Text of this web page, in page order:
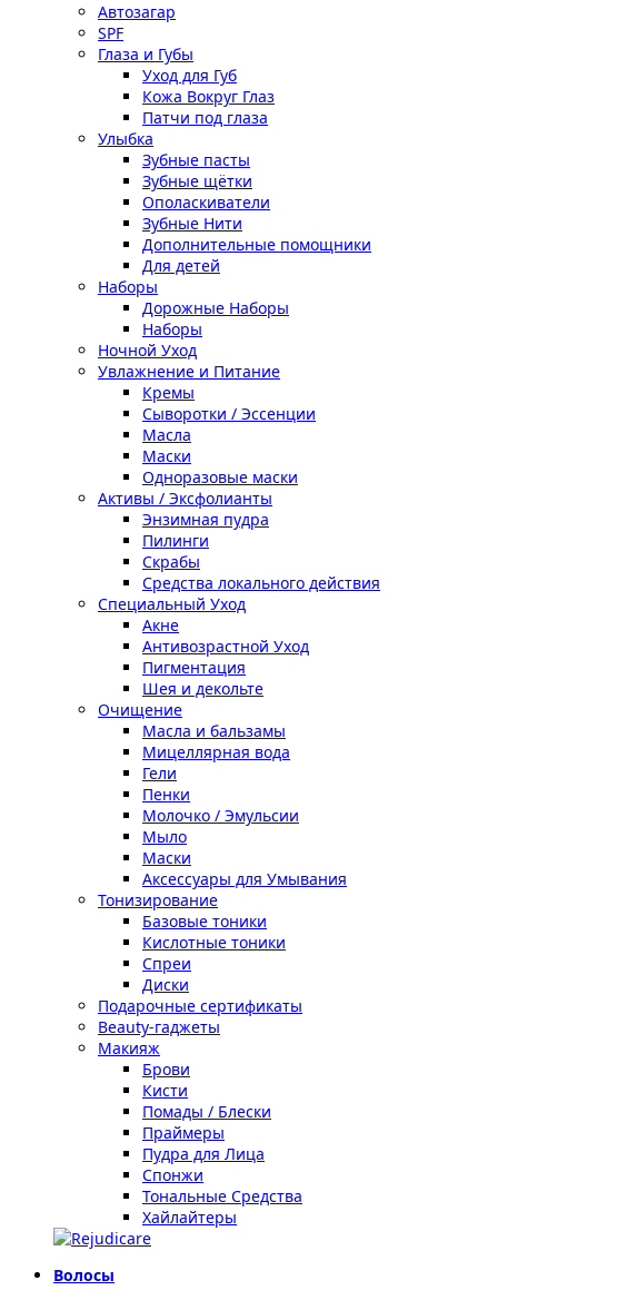
Автозагар
SPF
Глаза и Губы
Уход для Губ
Кожа Вокруг Глаз
Патчи под глаза
Улыбка
Зубные пасты
Зубные щётки
Ополаскиватели
Зубные Нити
Дополнительные помощники
Для детей
Наборы
Дорожные Наборы
Наборы
Ночной Уход
Увлажнение и Питание
Кремы
Сыворотки / Эссенции
Масла
Маски
Одноразовые маски
Активы / Эксфолианты
Энзимная пудра
Пилинги
Скрабы
Средства локального действия
Специальный Уход
Акне
Антивозрастной Уход
Пигментация
Шея и декольте
Очищение
Масла и бальзамы
Мицеллярная вода
Гели
Пенки
Молочко / Эмульсии
Мыло
Маски
Аксессуары для Умывания
Тонизирование
Базовые тоники
Кислотные тоники
Спреи
Диски
Подарочные сертификаты
Beauty-гаджеты
Макияж
Брови
Кисти
Помады / Блески
Праймеры
Пудра для Лица
Спонжи
Тональные Средства
Хайлайтеры
Волосы